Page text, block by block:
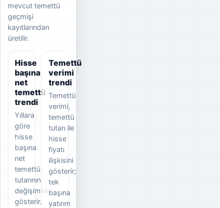
mevcut temettü
geçmişi
kayıtlarından
üretilir.
Hisse
başına
net
temettü
trendi
Yıllara
göre
hisse
başına
net
temettü
tutarının
değişimini
gösterir.
Temettü
verimi
trendi
Temettü
verimi,
temettü
tutarı ile
hisse
fiyatı
ilişkisini
gösterir;
tek
başına
yatırım